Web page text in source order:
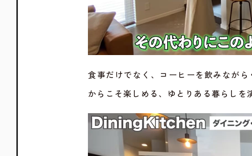
食事だけでなく、コーヒーを飲みなが
からこそ楽しめる、ゆとりある暮らしを